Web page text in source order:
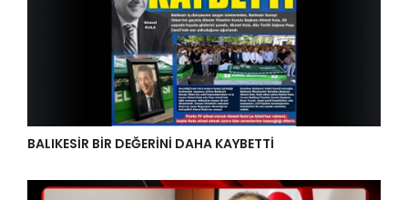
BALIKESİR BİR DEĞERİNİ DAHA KAYBETTİ